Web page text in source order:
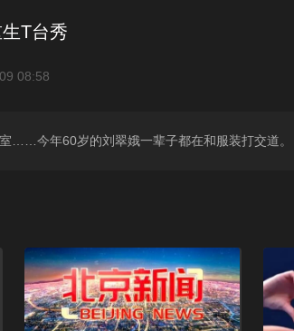
T台秀
08:58
……今年60岁的刘翠娥一辈子都在和服装打交道。